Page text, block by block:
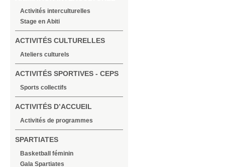
Activités interculturelles
Stage en Abiti
ACTIVITÉS CULTURELLES
Ateliers culturels
ACTIVITÉS SPORTIVES - CEPS
Sports collectifs
ACTIVITÉS D’ACCUEIL
Activités de programmes
SPARTIATES
Basketball féminin
Gala Spartiates